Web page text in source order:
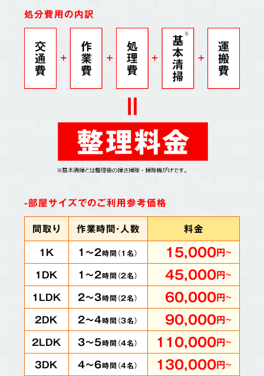
処分費用の内訳
-部屋サイズでのご利用参考価格
間取り
作業時間・人数
料金
1K
1～2時間（1名） 15,000円～
1DK 1～2時間（2名） 45,000円～
1LDK 2～3時間（2名） 60,000円～
2DK 2～4時間（3名） 90,000円～
2LDK 3～5時間（4名） 110,000円～
3DK 4～6時間（4名） 130,000円～